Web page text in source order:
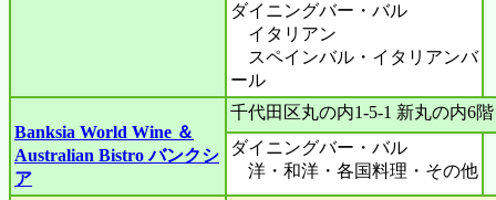
ダイニングバー・バル
イタリアン
スペインバル・イタリアンバ
ール
Banksia World Wine ＆
Australian Bistro バンクシ
ア
千代田区丸の内1-5-1 新丸の内6階
ダイニングバー・バル
洋・和洋・各国料理・その他